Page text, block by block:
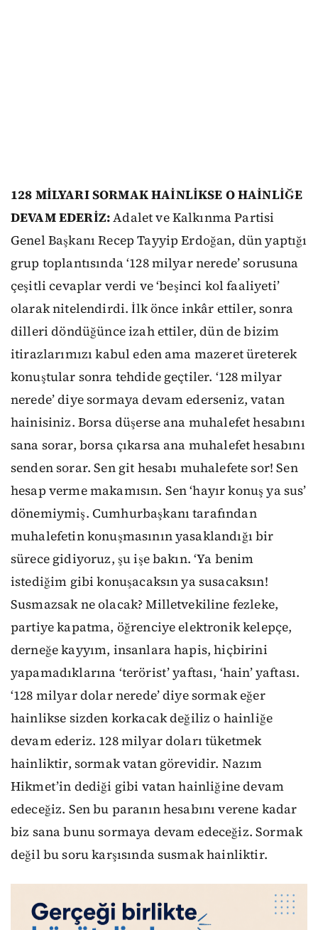
128 MİLYARI SORMAK HAİNLİKSE O HAİNLİĞE
DEVAM EDERİZ:Adalet ve Kalkınma Partisi
Genel Başkanı Recep Tayyip Erdoğan, dün yaptığı
grup toplantısında ‘128 milyar nerede’ sorusuna
çeşitli cevaplar verdi ve ‘beşinci kol faaliyeti’
olarak nitelendirdi. İlk önce inkâr ettiler, sonra
dilleri döndüğünce izah ettiler, dün de bizim
itirazlarımızı kabul eden ama mazeret üreterek
konuştular sonra tehdide geçtiler. ‘128 milyar
nerede’ diye sormaya devam ederseniz, vatan
hainisiniz. Borsa düşerse ana muhalefet hesabını
sana sorar, borsa çıkarsa ana muhalefet hesabını
senden sorar. Sen git hesabı muhalefete sor! Sen
hesap verme makamısın. Sen ‘hayır konuş ya sus’
dönemiymiş. Cumhurbaşkanı tarafından
muhalefetin konuşmasının yasaklandığı bir
sürece gidiyoruz, şu işe bakın. ‘Ya benim
istediğim gibi konuşacaksın ya susacaksın!
Susmazsak ne olacak? Milletvekiline fezleke,
partiye kapatma, öğrenciye elektronik kelepçe,
derneğe kayyım, insanlara hapis, hiçbirini
yapamadıklarına ‘terörist’ yaftası, ‘hain’ yaftası.
‘128 milyar dolar nerede’ diye sormak eğer
hainlikse sizden korkacak değiliz o hainliğe
devam ederiz. 128 milyar doları tüketmek
hainliktir, sormak vatan görevidir. Nazım
Hikmet’in dediği gibi vatan hainliğine devam
edeceğiz. Sen bu paranın hesabını verene kadar
biz sana bunu sormaya devam edeceğiz. Sormak
değil bu soru karşısında susmak hainliktir.